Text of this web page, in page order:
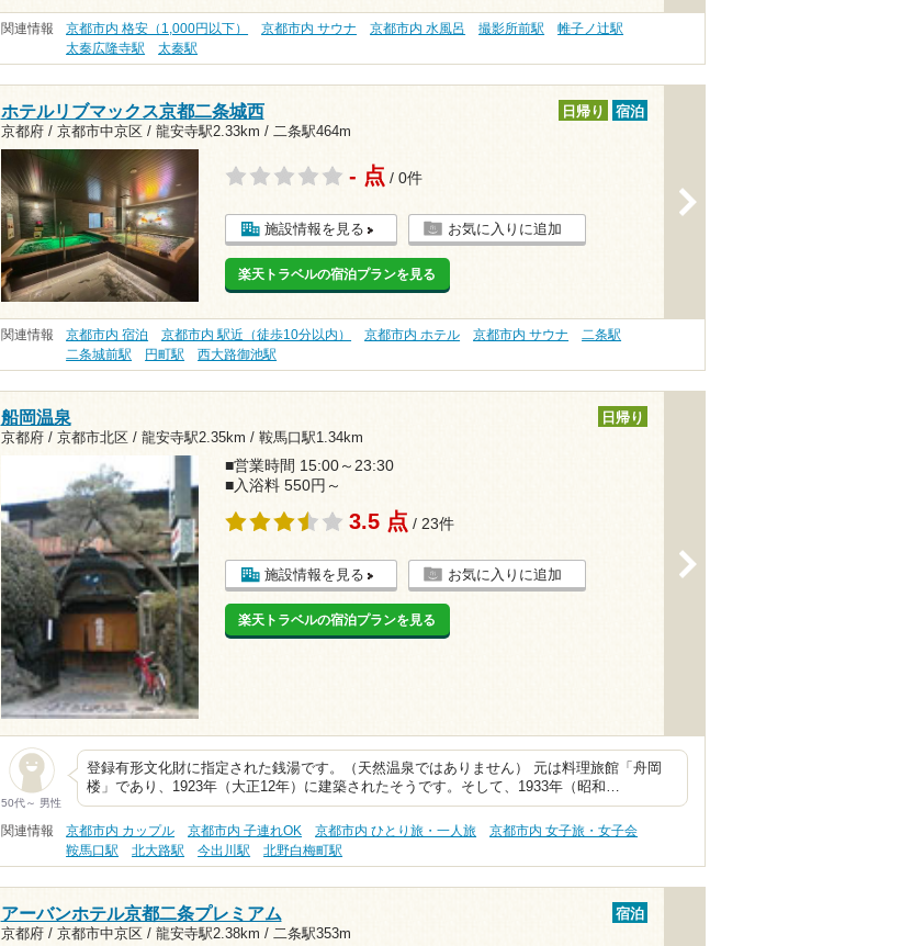
関連情報 京都市内 格安（1,000円以下） 京都市内 サウナ 京都市内 水風呂 撮影所前駅
帷子ノ辻駅
太秦広隆寺駅
太秦駅
ホテルリブマックス京都二条城西
京都府 / 京都市中京区 / 龍安寺駅2.33km / 二条駅464m
日帰り 宿泊
- 点 / 0件
施設情報を見る お気に入りに追加
楽天トラベルの宿泊プランを見る
関連情報 京都市内 宿泊 京都市内 駅近（徒歩10分以内） 京都市内 ホテル 京都市内 サウナ
二条駅
二条城前駅
円町駅 西大路御池駅
船岡温泉
京都府 / 京都市北区 / 龍安寺駅2.35km / 鞍馬口駅1.34km
日帰り
■営業時間 15:00～23:30
■入浴料 550円～
3.5 点 / 23件
施設情報を見る お気に入りに追加
楽天トラベルの宿泊プランを見る
50代～ 男性
登録有形文化財に指定された銭湯です。（天然温泉ではありません） 元は料理旅館「舟岡
楼」であり、1923年（大正12年）に建築されたそうです。そして、1933年（昭和…
関連情報 京都市内 カップル 京都市内 子連れOK 京都市内 ひとり旅・一人旅
京都市内 女子旅・女子会
鞍馬口駅
北大路駅 今出川駅 北野白梅町駅
アーバンホテル京都二条プレミアム
京都府 / 京都市中京区 / 龍安寺駅2.38km / 二条駅353m
宿泊